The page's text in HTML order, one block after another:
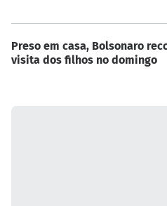
Preso em casa, Bolsonaro
visita dos filhos no domingo